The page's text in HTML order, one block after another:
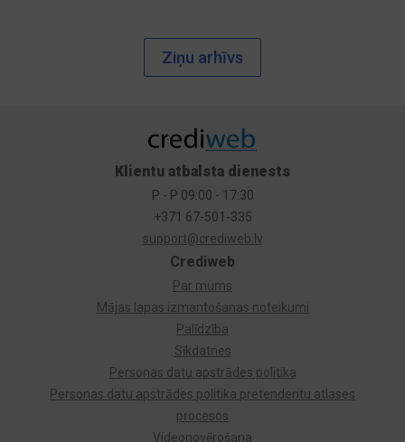
Ziņu arhīvs
Crediweb
Par mums
Mājas lapas izmantošanas noteikumi
Palīdzība
Sīkdatnes
Personas datu apstrādes politika
Personas datu apstrādes politika pretendentu atlases
procesos
Videonovērošana
Klientu atbalsta dienests
P - P 09:00 - 17:30
+371 67-501-335
support@crediweb.lv